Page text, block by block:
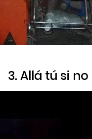
3. Allá tú si